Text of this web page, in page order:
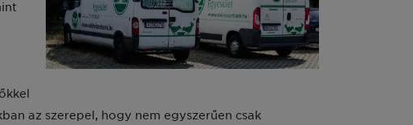
az szerepel, hogy nem egyszerűen csak